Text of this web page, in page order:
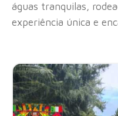
águas tranquilas,
experiência única e